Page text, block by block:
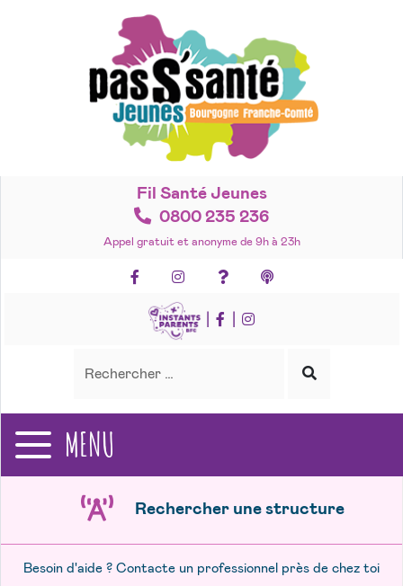
Fil Santé Jeunes
0800 235 236
Appel gratuit et anonyme de 9h à 23h
FacebookInstagramFoire aux questions
Lancer
recherche
MENU
Rechercher une structure
Besoin d'aide ? Contacte un professionnel près de chez toi